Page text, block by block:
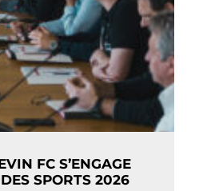
FC S’ENGAGE
SPORTS 2026